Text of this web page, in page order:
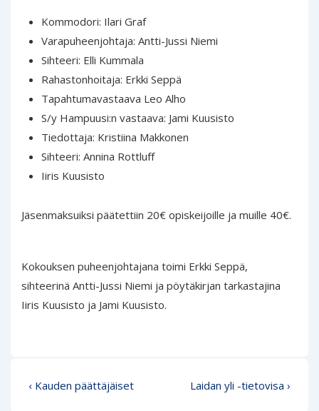
Kommodori: Ilari Graf
Varapuheenjohtaja: Antti-Jussi Niemi
Sihteeri: Elli Kummala
Rahastonhoitaja: Erkki Seppä
Tapahtumavastaava Leo Alho
S/y Hampuusi:n vastaava: Jami Kuusisto
Tiedottaja: Kristiina Makkonen
Sihteeri: Annina Rottluff
Iiris Kuusisto
Jäsenmaksuiksi päätettiin 20€ opiskeijoille ja muille 40€.
Kokouksen puheenjohtajana toimi Erkki Seppä,
sihteerinä Antti-Jussi Niemi ja pöytäkirjan tarkastajina
Iiris Kuusisto ja Jami Kuusisto.
Artikkelien
Edellinen
‹ Kauden päättäjäiset
Seuraava
Laidan yli -tietovisa ›